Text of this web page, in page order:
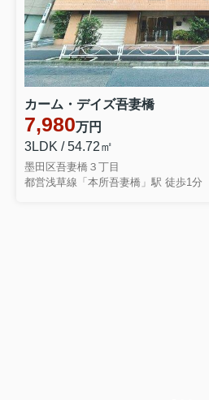
カーム・デイズ吾妻橋
7,980万円
3LDK / 54.72㎡
墨田区吾妻橋３丁目
都営浅草線「本所吾妻橋」駅 徒歩1分